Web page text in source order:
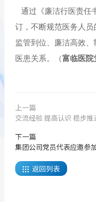
通过《廉洁行医责任
订，不断规范医务人员
监管到位、廉洁高效
医患关系。（富临医院
上一篇
交流经验 提高认识 稳步
下一篇
集团公司党员代表应邀参
 返回列表